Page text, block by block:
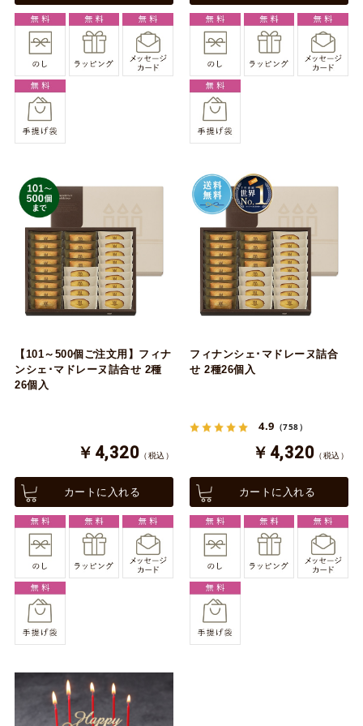
【101～500個ご注文用】フィナ
ンシェ･マドレーヌ詰合せ 2種
26個入
￥4,320 （税込）
カートに入れる
フィナンシェ･マドレーヌ詰合
せ 2種26個入
4.9 （758）
￥4,320 （税込）
カートに入れる